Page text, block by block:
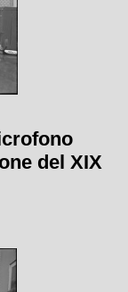
del XIX